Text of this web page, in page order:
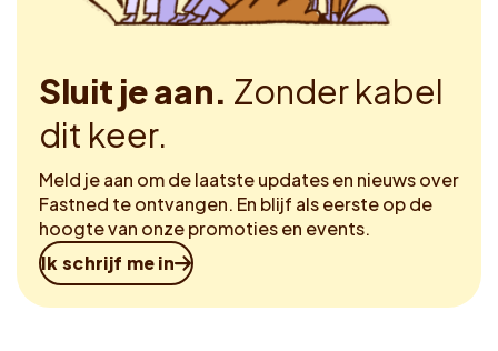
Sluit je aan. Zonder kabel
dit keer.
Meld je aan om de laatste updates en nieuws over
Fastned te ontvangen. En blijf als eerste op de
hoogte van onze promoties en events.
Ik schrijf me in